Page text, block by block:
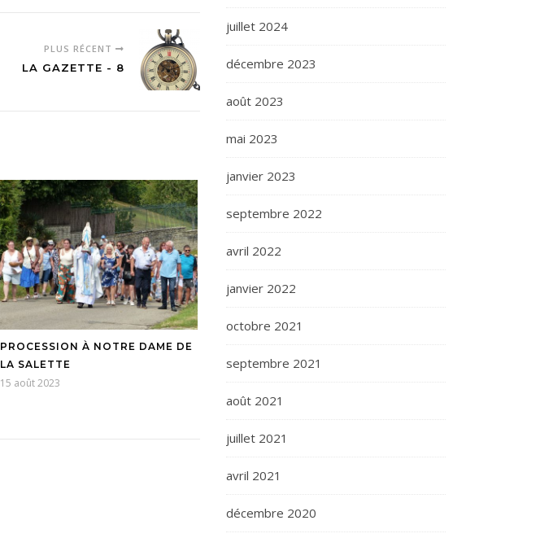
PLUS RÉCENT
LA GAZETTE - 8
PROCESSION À NOTRE DAME DE
LA SALETTE
15 août 2023
juillet 2024
décembre 2023
août 2023
mai 2023
janvier 2023
septembre 2022
avril 2022
janvier 2022
octobre 2021
septembre 2021
août 2021
juillet 2021
avril 2021
décembre 2020